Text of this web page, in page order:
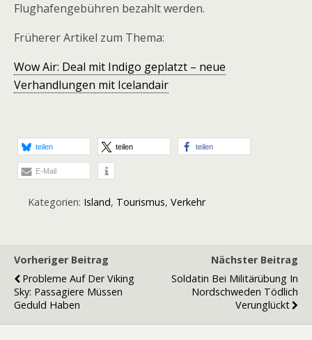
Flughafengebühren bezahlt werden.
Früherer Artikel zum Thema:
Wow Air: Deal mit Indigo geplatzt – neue
Verhandlungen mit Icelandair
teilen teilen teilen
E-Mail
Kategorien: Island, Tourismus, Verkehr
Vorheriger Beitrag
Probleme Auf Der Viking
Sky: Passagiere Müssen
Geduld Haben
Nächster Beitrag
Soldatin Bei Militärübung In
Nordschweden Tödlich
Verunglückt